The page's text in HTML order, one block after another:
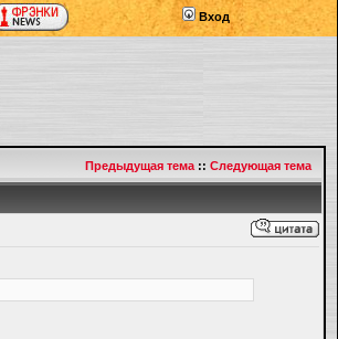
Вход
Предыдущая тема :: Следующая тема